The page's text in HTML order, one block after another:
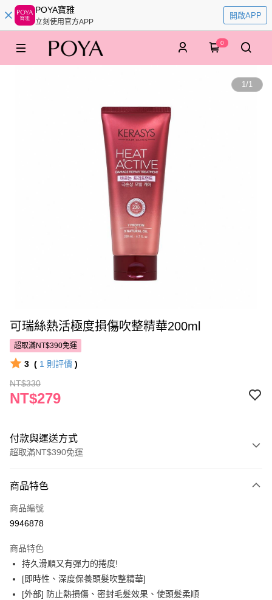
POYA寶雅
立刻使用官方APP
開啟APP
0
1/1
可瑞絲熱活極度損傷吹整精華200ml
超取滿NT$390免運
3 ( 1 則評價 )
NT$330
NT$279
付款與運送方式
超取滿NT$390免運
POYA支付
信用卡一次付款
LINE Pay
Apple Pay
商品特色
商品編號
9946878
商品特色
持久滑順又有彈力的捲度!
[即時性、深度保養頭髮吹整精華]
[外部] 防止熱損傷、密封毛髮效果、使頭髮柔順